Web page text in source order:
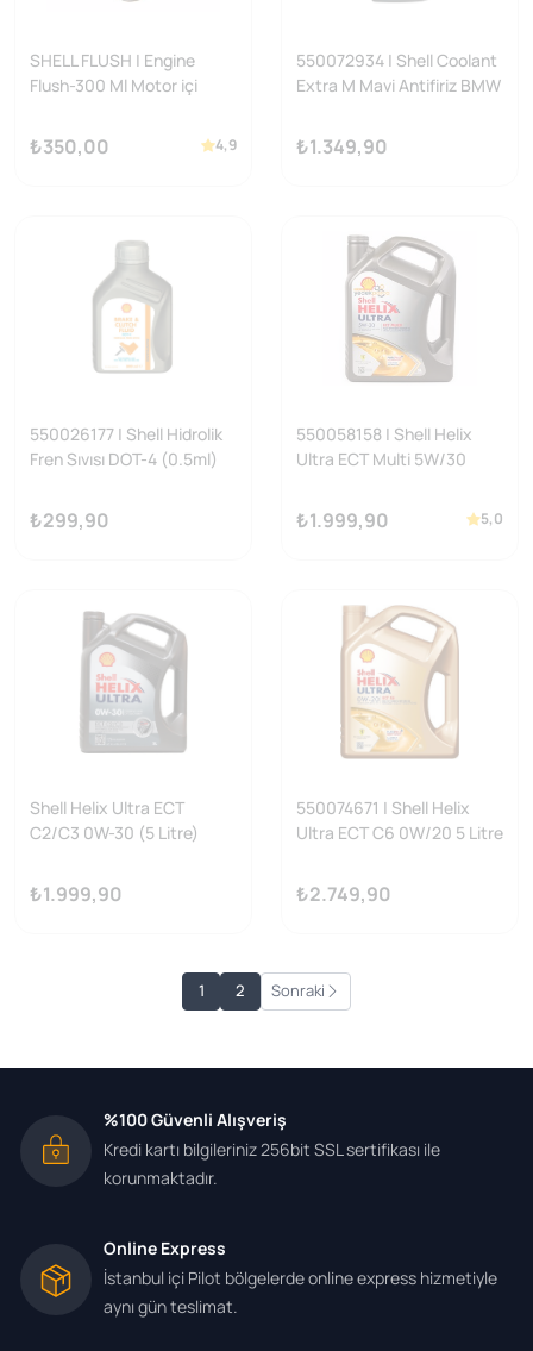
SHELL FLUSH | Engine
Flush-300 Ml Motor içi
₺350,00 4,9
550072934 | Shell Coolant
Extra M Mavi Antifiriz BMW
Uyumlu Konsantre (3 Litre)
₺1.349,90
550026177 | Shell Hidrolik
Fren Sıvısı DOT-4 (0.5ml)
₺299,90
550058158 | Shell Helix
Ultra ECT Multi 5W/30
₺1.999,90 5,0
Shell Helix Ultra ECT
C2/C3 0W-30 (5 Litre)
₺1.999,90
550074671 | Shell Helix
Ultra ECT C6 0W/20 5 Litre
₺2.749,90
1 2 Sonraki
%100 Güvenli Alışveriş
Kredi kartı bilgileriniz 256bit SSL sertifikası ile
korunmaktadır.
Online Express
İstanbul içi Pilot bölgelerde online express hizmetiyle
aynı gün teslimat.